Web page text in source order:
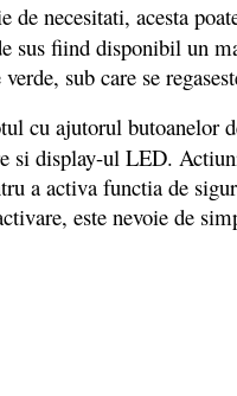
necesitati, acesta
sus fiind disponibil un
sub care se
cu ajutorul butoanelor
display-ul LED.
a activa functia de
este nevoie de